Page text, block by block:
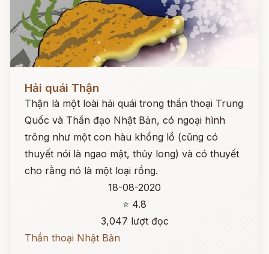
Hải quái Thận
Thận là một loài hải quái trong thần thoại Trung
Quốc và Thần đạo Nhật Bản, có ngoại hình
trông như một con hàu khổng lồ (cũng có
thuyết nói là ngao mật, thủy long) và có thuyết
cho rằng nó là một loại rồng.
18-08-2020
⭐ 4.8
3,047 lượt đọc
Thần thoại Nhật Bản